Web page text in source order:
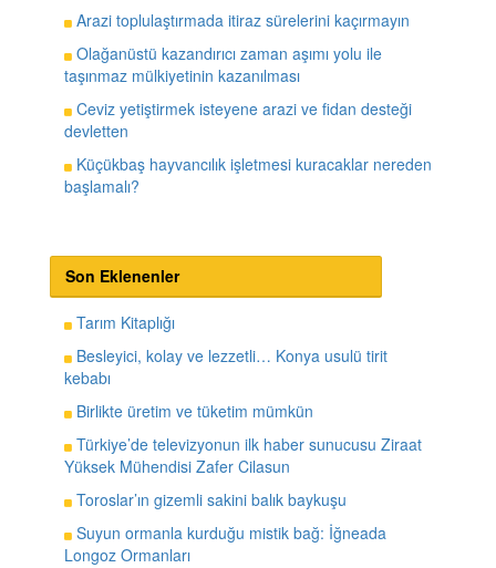
Arazi toplulaştırmada itiraz sürelerini kaçırmayın
Olağanüstü kazandırıcı zaman aşımı yolu ile
taşınmaz mülkiyetinin kazanılması
Ceviz yetiştirmek isteyene arazi ve fidan desteği
devletten
Küçükbaş hayvancılık işletmesi kuracaklar nereden
başlamalı?
Son Eklenenler
Tarım Kitaplığı
Besleyici, kolay ve lezzetli… Konya usulü tirit
kebabı
Birlikte üretim ve tüketim mümkün
Türkiye’de televizyonun ilk haber sunucusu Ziraat
Yüksek Mühendisi Zafer Cilasun
Toroslar’ın gizemli sakini balık baykuşu
Suyun ormanla kurduğu mistik bağ: İğneada
Longoz Ormanları